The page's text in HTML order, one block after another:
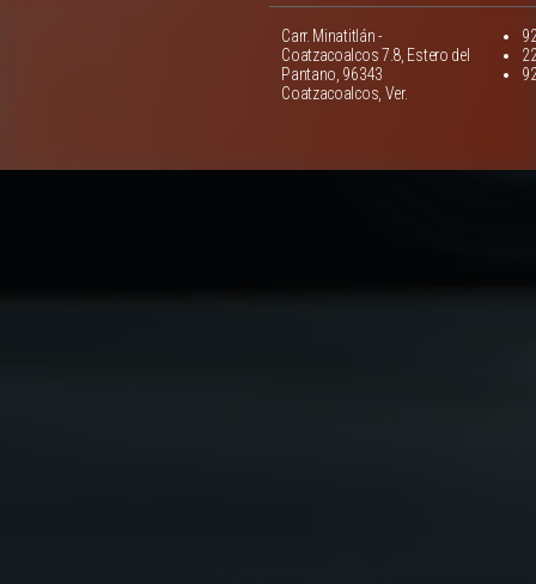
Carr. Minatitlán -
Coatzacoalcos 7.8, Estero del
Pantano, 96343
Coatzacoalcos, Ver.